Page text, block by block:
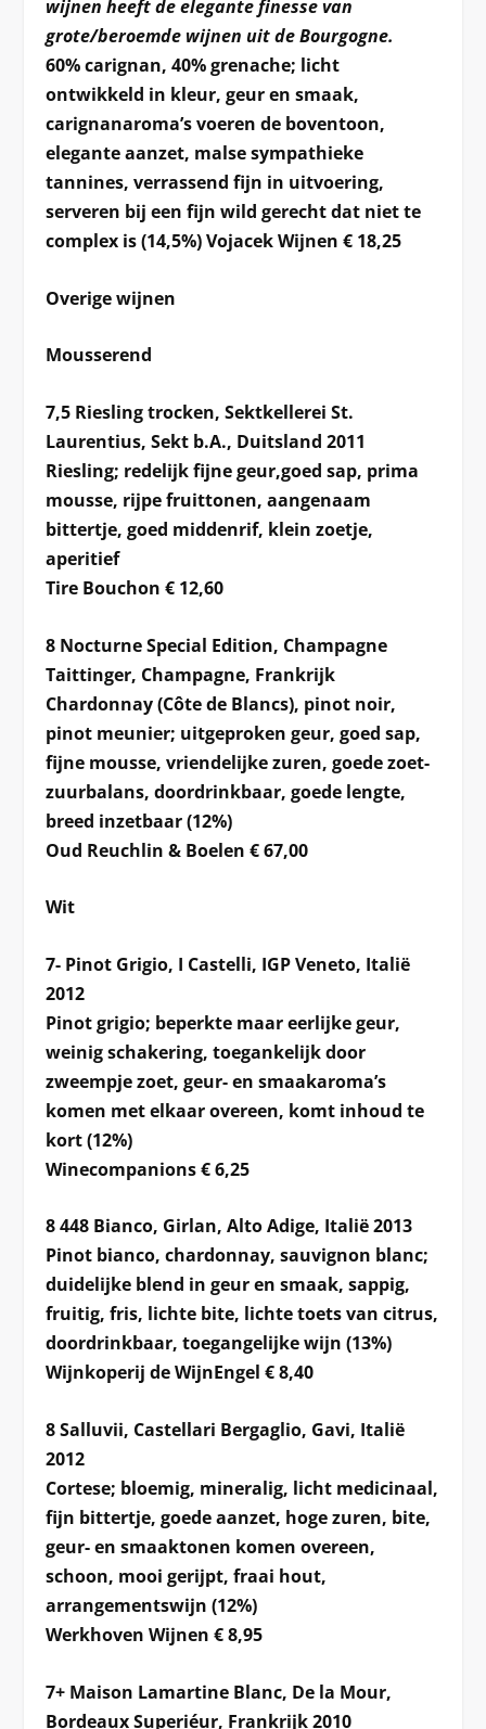
wijnen heeft de elegante finesse van
grote/beroemde wijnen uit de Bourgogne.
60% carignan, 40% grenache; licht
ontwikkeld in kleur, geur en smaak,
carignanaroma’s voeren de boventoon,
elegante aanzet, malse sympathieke
tannines, verrassend fijn in uitvoering,
serveren bij een fijn wild gerecht dat niet te
complex is (14,5%) Vojacek Wijnen € 18,25
Overige wijnen
Mousserend
7,5 Riesling trocken, Sektkellerei St.
Laurentius, Sekt b.A., Duitsland 2011
Riesling; redelijk fijne geur,goed sap, prima
mousse, rijpe fruittonen, aangenaam
bittertje, goed middenrif, klein zoetje,
aperitief
Tire Bouchon € 12,60
8 Nocturne Special Edition, Champagne
Taittinger, Champagne, Frankrijk
Chardonnay (Côte de Blancs), pinot noir,
pinot meunier; uitgeproken geur, goed sap,
fijne mousse, vriendelijke zuren, goede zoet-
zuurbalans, doordrinkbaar, goede lengte,
breed inzetbaar (12%)
Oud Reuchlin & Boelen € 67,00
Wit
7- Pinot Grigio, I Castelli, IGP Veneto, Italië
2012
Pinot grigio; beperkte maar eerlijke geur,
weinig schakering, toegankelijk door
zweempje zoet, geur- en smaakaroma’s
komen met elkaar overeen, komt inhoud te
kort (12%)
Winecompanions € 6,25
8 448 Bianco, Girlan, Alto Adige, Italië 2013
Pinot bianco, chardonnay, sauvignon blanc;
duidelijke blend in geur en smaak, sappig,
fruitig, fris, lichte bite, lichte toets van citrus,
doordrinkbaar, toegangelijke wijn (13%)
Wijnkoperij de WijnEngel € 8,40
8 Salluvii, Castellari Bergaglio, Gavi, Italië
2012
Cortese; bloemig, mineralig, licht medicinaal,
fijn bittertje, goede aanzet, hoge zuren, bite,
geur- en smaaktonen komen overeen,
schoon, mooi gerijpt, fraai hout,
arrangementswijn (12%)
Werkhoven Wijnen € 8,95
7+ Maison Lamartine Blanc, De la Mour,
Bordeaux Superiéur, Frankrijk 2010